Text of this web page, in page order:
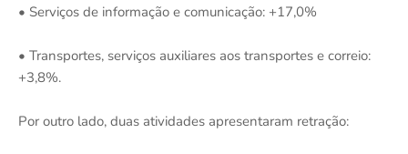
• Serviços de informação e comunicação: +17,0%
• Transportes, serviços auxiliares aos transportes e correio:
+3,8%.
Por outro lado, duas atividades apresentaram retração: